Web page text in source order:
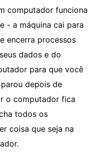
computador funciona
- a máquina cai para
encerra processos
dados e do
para que você
depois de
o computador fica
todos os
coisa que seja na